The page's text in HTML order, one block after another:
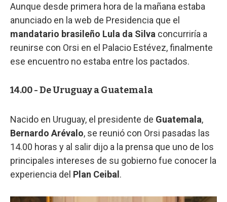
Aunque desde primera hora de la mañana estaba
anunciado en la web de Presidencia que el
mandatario brasileño Lula da Silva concurriría a
reunirse con Orsi en el Palacio Estévez, finalmente
ese encuentro no estaba entre los pactados.
14.00 - De Uruguay a Guatemala
Nacido en Uruguay, el presidente de Guatemala,
Bernardo Arévalo, se reunió con Orsi pasadas las
14.00 horas y al salir dijo a la prensa que uno de los
principales intereses de su gobierno fue conocer la
experiencia del Plan Ceibal.